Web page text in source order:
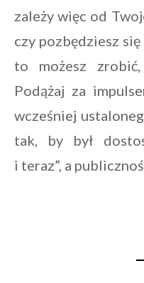
zależy więc od
czy pozbędziesz
to możesz
Podążaj za
wcześniej
tak, by był
i teraz”, a